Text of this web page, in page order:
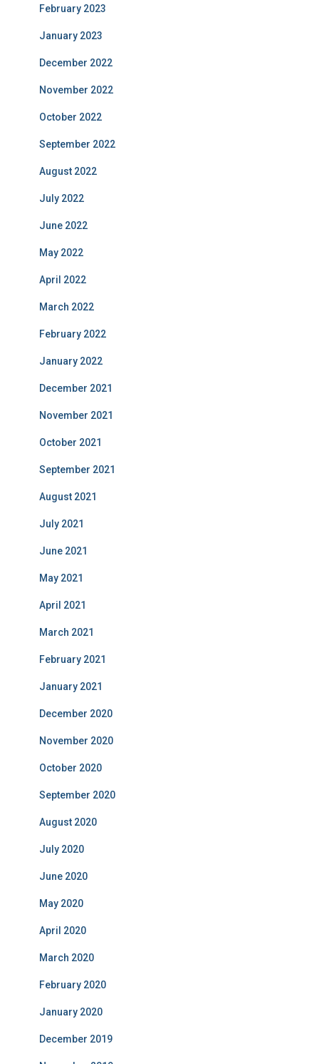
February 2023
January 2023
December 2022
November 2022
October 2022
September 2022
August 2022
July 2022
June 2022
May 2022
April 2022
March 2022
February 2022
January 2022
December 2021
November 2021
October 2021
September 2021
August 2021
July 2021
June 2021
May 2021
April 2021
March 2021
February 2021
January 2021
December 2020
November 2020
October 2020
September 2020
August 2020
July 2020
June 2020
May 2020
April 2020
March 2020
February 2020
January 2020
December 2019